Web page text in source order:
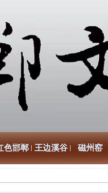
色邯郸 王边溪谷 磁州窑